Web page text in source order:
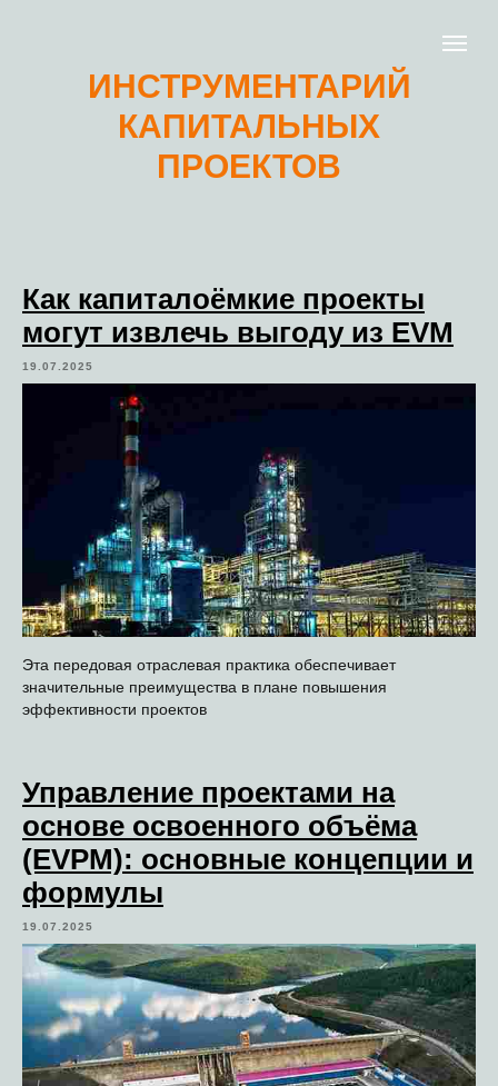
ИНСТРУМЕНТАРИЙ
КАПИТАЛЬНЫХ
ПРОЕКТОВ
Как капиталоёмкие проекты
могут извлечь выгоду из EVM
19.07.2025
Эта передовая отраслевая практика обеспечивает
значительные преимущества в плане повышения
эффективности проектов
Управление проектами на
основе освоенного объёма
(EVPM): основные концепции и
формулы
19.07.2025